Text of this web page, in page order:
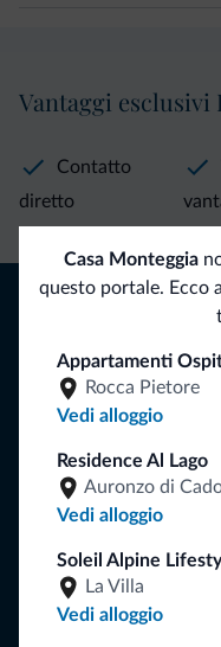
Casa Monteggia
questo portale. Ecco
Appartamenti
Rocca Pietore
Vedi alloggio
Residence Al Lago
Auronzo di
Vedi alloggio
Soleil Alpine
La Villa
Vedi alloggio
Vantaggi
Contatto
diretto
Riceverai